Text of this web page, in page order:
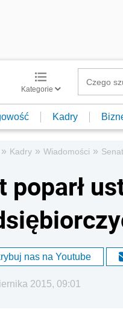
Kategorie
Kadry
» Kadry » Wiadomości »
poparł
nas na Youtube
2015, 09:01